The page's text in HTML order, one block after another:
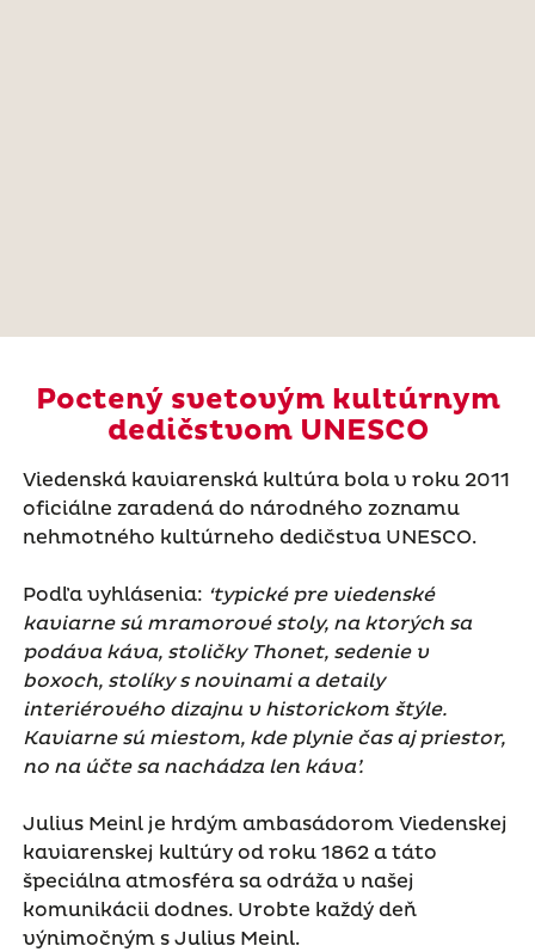
Poctený svetovým kultúrnym
dedičstvom UNESCO
Viedenská kaviarenská kultúra bola v roku 2011
oficiálne zaradená do národného zoznamu
nehmotného kultúrneho dedičstva UNESCO.
Podľa vyhlásenia: ‘typické pre viedenské
kaviarne sú mramorové stoly, na ktorých sa
podáva káva, stoličky Thonet, sedenie v
boxoch, stolíky s novinami a detaily
interiérového dizajnu v historickom štýle.
Kaviarne sú miestom, kde plynie čas aj priestor,
no na účte sa nachádza len káva’.
Julius Meinl je hrdým ambasádorom Viedenskej
kaviarenskej kultúry od roku 1862 a táto
špeciálna atmosféra sa odráža v našej
komunikácii dodnes. Urobte každý deň
výnimočným s Julius Meinl.